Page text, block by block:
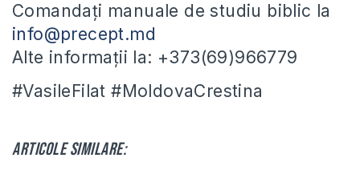
Comandați manuale de studiu biblic la
info@precept.md
Alte informații la: +373(69)966779
#VasileFilat #MoldovaCrestina
Articole similare: